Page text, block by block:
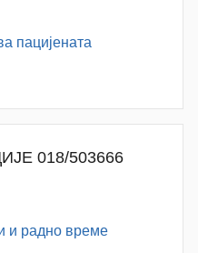
пацијената
018/503666
и радно време